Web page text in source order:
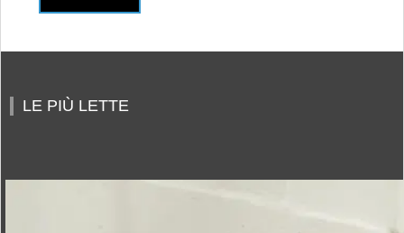
LE PIÙ LETTE